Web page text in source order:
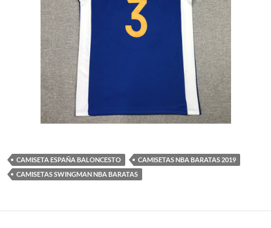
CAMISETA ESPAÑA BALONCESTO
CAMISETAS NBA BARATAS 2019
CAMISETAS SWINGMAN NBA BARATAS